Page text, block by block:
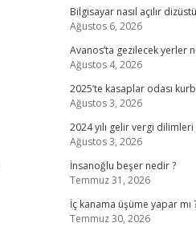
Bilgisayar nasıl açılır
Ağustos 6, 2026
Avanos’ta gezilecek yerler
Ağustos 4, 2026
2025’te kasaplar odası
Ağustos 3, 2026
2024 yılı gelir vergi
Ağustos 3, 2026
İnsanoğlu beşer nedir ?
Temmuz 31, 2026
İç kanama üşüme yapar mı
Temmuz 30, 2026